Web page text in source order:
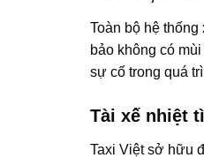
Toàn bộ hệ
bảo không có
sự cố trong quá
Tài xế nhiệt
Taxi Việt sở hữu